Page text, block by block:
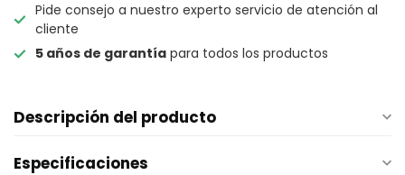
Pide consejo a nuestro experto servicio de atención al
cliente
5 años de garantía para todos los productos
Descripción del producto
Especificaciones